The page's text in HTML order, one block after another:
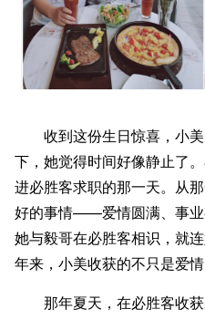
收到这份生日惊喜，小
下，她觉得时间好像静止了
进必胜客求职的那一天。从
好的事情——爱情圆满、事业
她与毅哥在必胜客相识，就
年来，小美收获的不只是爱情
那年夏天，在必胜客收